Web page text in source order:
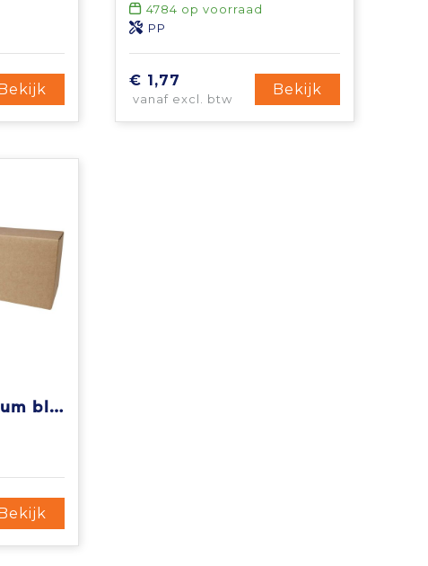
Bekijk
4784 op voorraad
PP
€ 1,77
vanaf excl. btw
Bekijk
Hey Pots aluminium bloempot, cactus
Bekijk